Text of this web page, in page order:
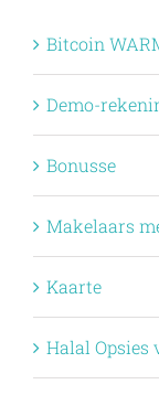
Bitcoin
Demo-
Bonusse
Makelaars
Kaarte
Halal Opsies